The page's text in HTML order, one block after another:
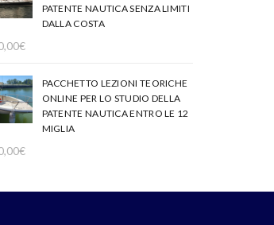
PATENTE NAUTICA SENZA LIMITI
DALLA COSTA
€
PACCHETTO LEZIONI TEORICHE
ONLINE PER LO STUDIO DELLA
PATENTE NAUTICA ENTRO LE 12
MIGLIA
€